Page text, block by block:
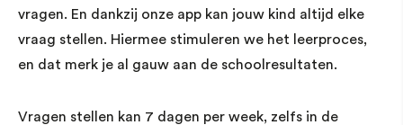
vragen. En dankzij onze app kan jouw kind altijd elke
vraag stellen. Hiermee stimuleren we het leerproces,
en dat merk je al gauw aan de schoolresultaten.
Vragen stellen kan 7 dagen per week, zelfs in de